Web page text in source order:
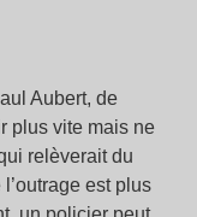
Aubert, de
plus vite mais ne
relèverait du
est plus